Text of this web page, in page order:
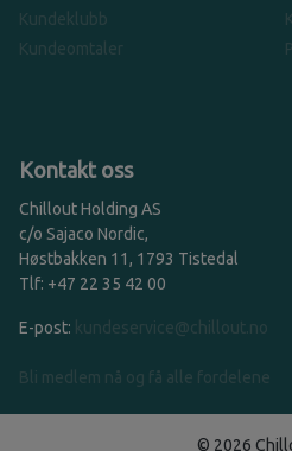
Kundeklubb
Kundeomtaler
Kontakt oss
Chillout Holding AS
c/o Sajaco Nordic,
Høstbakken 11, 1793 Tistedal
Tlf: +47 22 35 42 00
E-post: kundeservice@chillout.no
Bli medlem nå og få alle fordelene
© 2026